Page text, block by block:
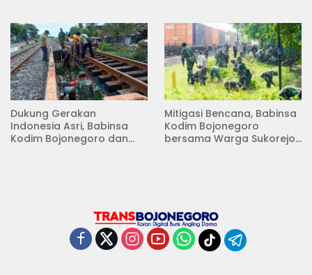
Dukung Gerakan
Indonesia Asri, Babinsa
Kodim Bojonegoro dan
Mitigasi Bencana, Babinsa
Kodim Bojonegoro
bersama Warga Sukorejo